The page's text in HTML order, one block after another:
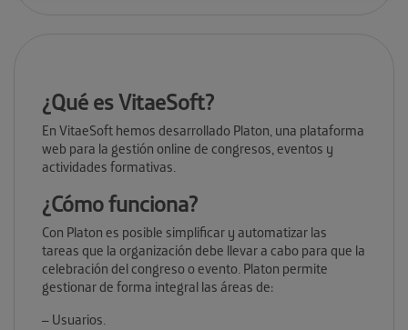
¿Qué es VitaeSoft?
En VitaeSoft hemos desarrollado Platon, una plataforma
web para la gestión online de congresos, eventos y
actividades formativas.
¿Cómo funciona?
Con Platon es posible simplificar y automatizar las
tareas que la organización debe llevar a cabo para que la
celebración del congreso o evento. Platon permite
gestionar de forma integral las áreas de:
– Usuarios.